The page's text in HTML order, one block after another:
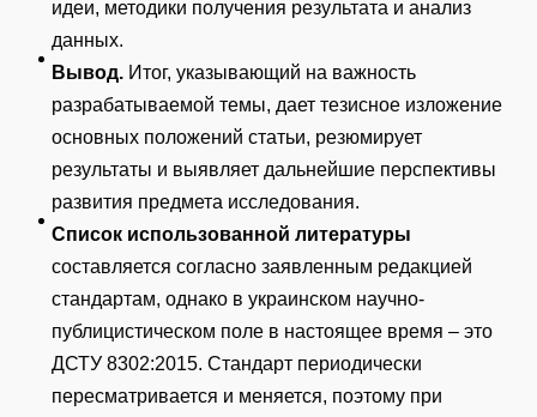
идеи, методики получения результата и анализ
данных.
Вывод. Итог, указывающий на важность
разрабатываемой темы, дает тезисное изложение
основных положений статьи, резюмирует
результаты и выявляет дальнейшие перспективы
развития предмета исследования.
Список использованной литературы
составляется согласно заявленным редакцией
стандартам, однако в украинском научно-
публицистическом поле в настоящее время – это
ДСТУ 8302:2015. Стандарт периодически
пересматривается и меняется, поэтому при